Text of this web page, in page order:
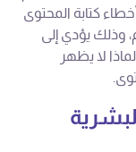
كتابة المحتوى
وذلك يؤدي إلى
لا يظهر